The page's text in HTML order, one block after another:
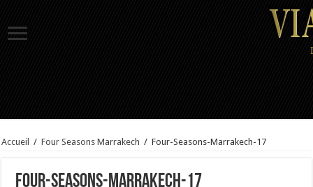
Accueil / Four Seasons Marrakech / Four-Seasons-Marrakech-17
Four-Seasons-Marrakech-17